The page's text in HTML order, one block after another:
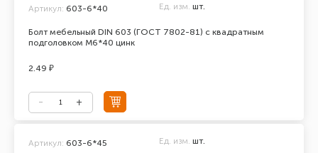
Болт мебельный DIN 603 (ГОСТ 7802-81) с квадратным
подголовком М6*40 цинк
Артикул: 603-6*40 Ед. изм. шт.
2.49 ₽
Артикул: 603-6*45 Ед. изм. шт.